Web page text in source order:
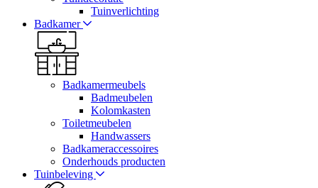
Tuinverlichting
Badkamer
Badkamermeubels
Badmeubelen
Kolomkasten
Toiletmeubelen
Handwassers
Badkameraccessoires
Onderhouds producten
Tuinbeleving